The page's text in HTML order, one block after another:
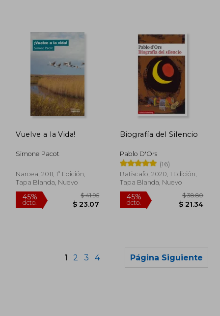
dcto. dcto.
Vuelve a la Vida!
Simone Pacot
Narcea, 2011, 1ª Edición,
Tapa Blanda, Nuevo
Biografía del Silencio
Pablo D'Ors
(16)
Batiscafo, 2020, 1 Edición,
Tapa Blanda, Nuevo
1 2 3 4 Página Siguiente